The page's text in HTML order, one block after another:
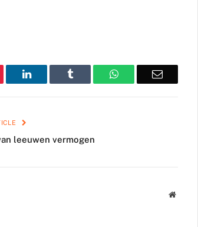
LinkedIn Tumblr WhatsAppEmail
leeuwen vermogen
Website